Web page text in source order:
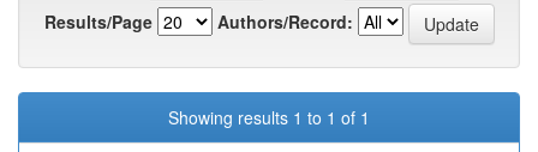
Results/Page
Authors/Record:
Showing results 1 to 1 of 1